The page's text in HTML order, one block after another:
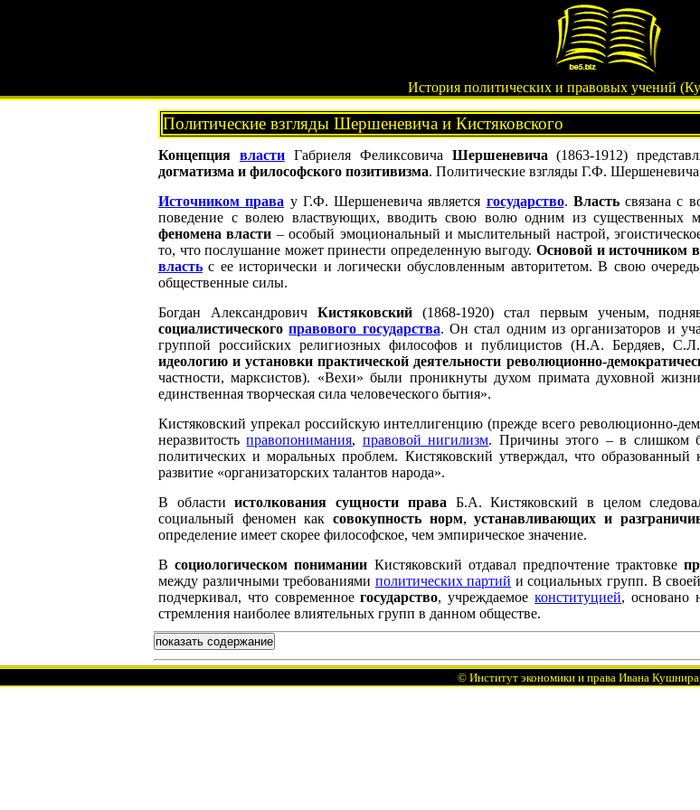
История политических и правовых учений
Политические взгляды Шершеневича и Кистяковского
Концепция властиГабриеля Феликсовича Шершеневича (1863-1912)
догматизма и философского позитивизма. Политические взгляды Г.Ф. Шершеневича
Источником права у Г.Ф. Шершеневича является государство. Властьсвязана с
поведение с волею властвующих, вводить свою волю одним из существенных
феномена власти – особый эмоциональный и мыслительный настрой,
то, что послушание может принести определенную выгоду. Основой и источником
власть с ее исторически и логически обусловленным авторитетом. В свою
общественные силы.
Богдан Александрович Кистяковский(1868-1920) стал первым ученым,
социалистическогоправового государства. Он стал одним из организаторов и
группой российских религиозных философов и публицистов (Н.А. Бердяев,
идеологию и установки практической деятельности революционно-
частности, марксистов). «Вехи» были проникнуты духом примата духовной
единственная творческая сила человеческого бытия».
Кистяковский упрекал российскую интеллигенцию (прежде всего революционно-
неразвитостьправопонимания, правовой нигилизм. Причины этого – в слишком
политических и моральных проблем. Кистяковский утверждал, что образованный
развитие «организаторских талантов народа».
В областиистолкования сущности права Б.А. Кистяковский в целом
социальный феномен каксовокупность норм,устанавливающих и
определение имеет скорее философское, чем эмпирическое значение.
Всоциологическом понимании Кистяковский отдавал предпочтение трактовке
между различными требованиями политических партий и социальных групп. В
подчеркивал, что современноегосударство, учреждаемоеконституцией, основано
стремления наиболее влиятельных групп в данном обществе.
показать содержание
© Институт экономики и права Ивана Кушнира